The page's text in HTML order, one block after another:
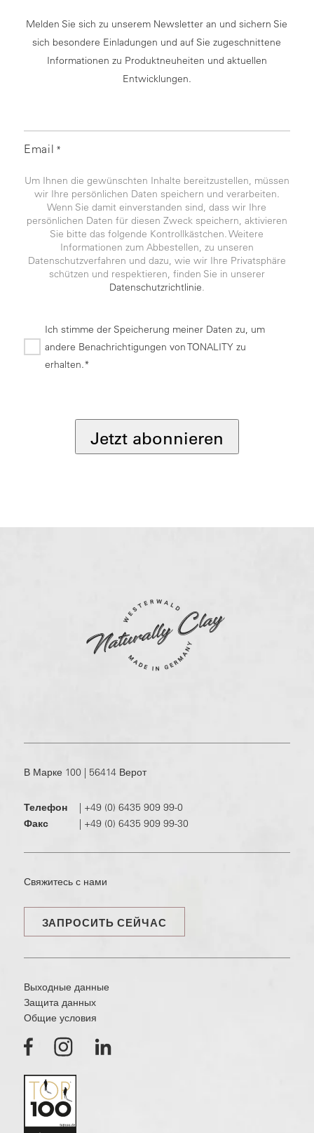
Melden Sie sich zu unserem Newsletter an und sichern Sie
sich besondere Einladungen und auf Sie zugeschnittene
Informationen zu Produktneuheiten und aktuellen
Entwicklungen.
Email *
Um Ihnen die gewünschten Inhalte bereitzustellen, müssen
wir Ihre persönlichen Daten speichern und verarbeiten.
Wenn Sie damit einverstanden sind, dass wir Ihre
persönlichen Daten für diesen Zweck speichern, aktivieren
Sie bitte das folgende Kontrollkästchen. Weitere
Informationen zum Abbestellen, zu unseren
Datenschutzverfahren und dazu, wie wir Ihre Privatsphäre
schützen und respektieren, finden Sie in unserer
Datenschutzrichtlinie.
Ich stimme der Speicherung meiner Daten zu, um
andere Benachrichtigungen von TONALITY zu
erhalten.*
Jetzt abonnieren
В Марке 100 | 56414 Верот
Телефон | +49 (0) 6435 909 99-0
Факс
| +49 (0) 6435 909 99-30
Свяжитесь с нами
ЗАПРОСИТЬ СЕЙЧАС
Выходные данные
Защита данных
Общие условия